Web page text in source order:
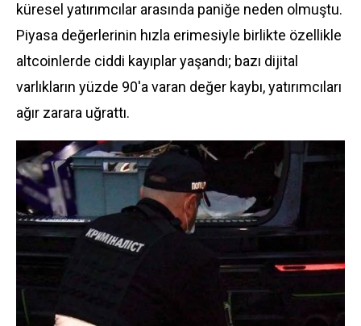
küresel yatırımcılar arasında paniğe neden olmuştu.
Piyasa değerlerinin hızla erimesiyle birlikte özellikle
altcoinlerde ciddi kayıplar yaşandı; bazı dijital
varlıkların yüzde 90'a varan değer kaybı, yatırımcıları
ağır zarara uğrattı.